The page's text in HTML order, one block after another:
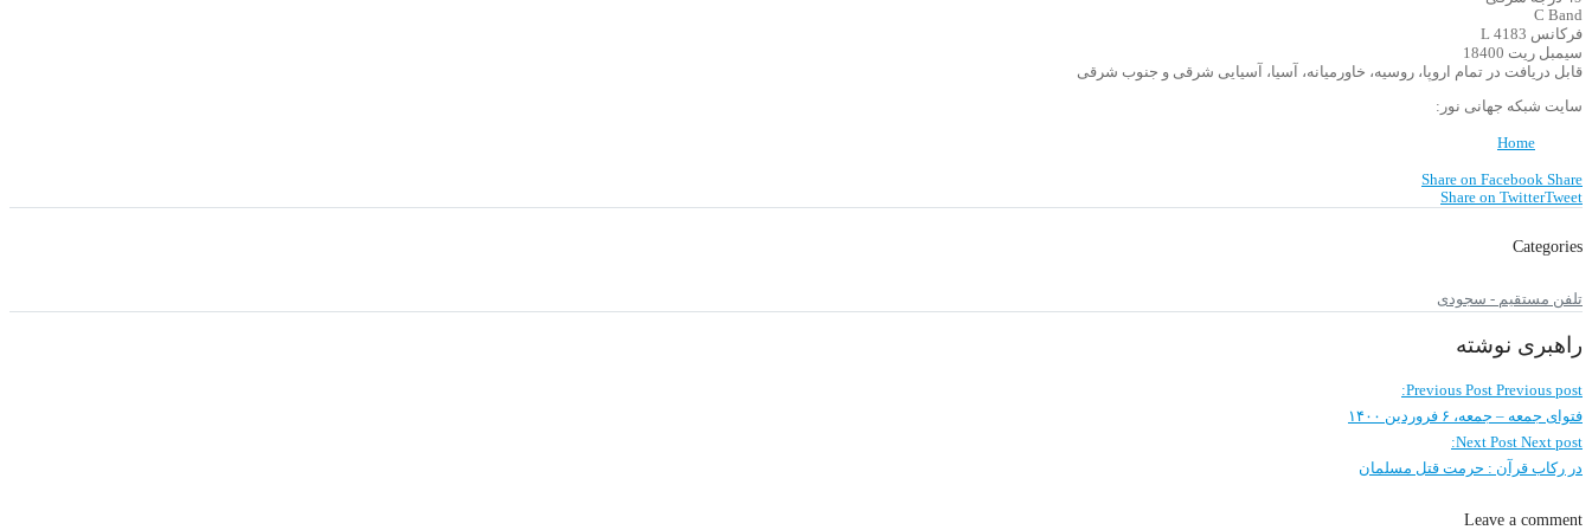
C Band
فرکانس 4183 L
سیمبل ریت 18400
قابل دریافت در تمام اروپا، روسیه، خاورمیانه، آسیا، آسیایی شرقی و جنوب شرقی
سایت شبکه جهانی نور:
Home
Share on Facebook Share
Share on TwitterTweet
Categories
تلفن مستقیم - سجودی
راهبری نوشته
Previous Post Previous post:
فتوای جمعه – جمعه، ۶ فروردین ۱۴۰۰
Next Post Next post:
در رکاب قرآن : حرمت قتل مسلمان
Leave a comment